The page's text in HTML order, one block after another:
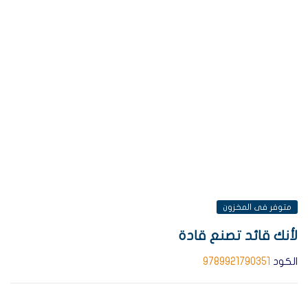
متوفر فى المخزون
لأنك قائد تصنع قادة
الكود 9789921790351